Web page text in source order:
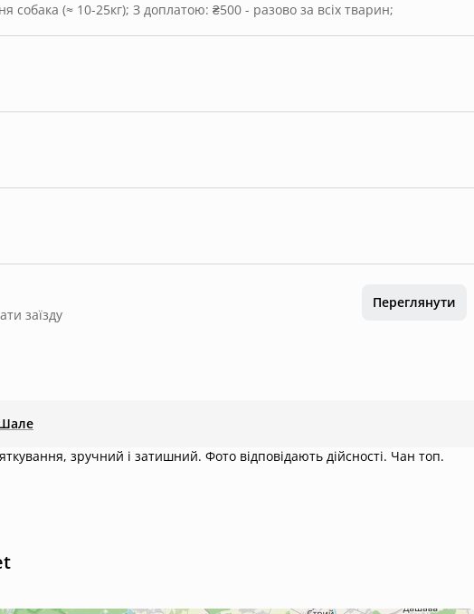
собака (≈ 10-25кг); З доплатою: ₴500 - разово за всіх тварин;
заїзду
Переглянути
зручний і затишний. Фото відповідають дійсності. Чан топ.